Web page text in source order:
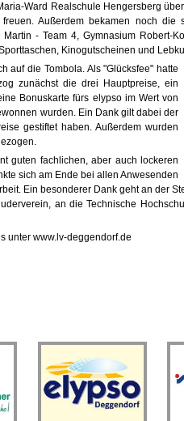
Ward Realschule Hengersberg
Außerdem bekamen noch die
- Team 4, Gymnasium Robert-
Kinogutscheinen und
auf die Tombola. Als "Glücksfee" hatte
zunächst die drei Hauptpreise, ein
Bonuskarte fürs elypso im Wert von
wurden. Ein Dank gilt dabei der
gestiftet haben. Außerdem wurden
guten fachlichen, aber auch lockeren
sich am Ende bei allen Anwesenden
Ein besonderer Dank geht an der
an die Technische
unter www.lv-deggendorf.de